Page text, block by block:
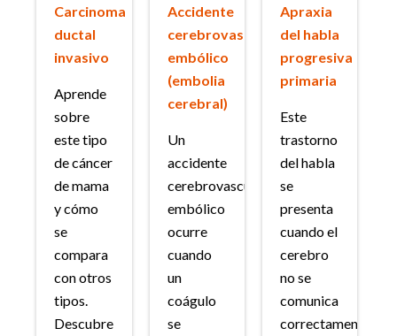
Carcinoma
ductal
invasivo
Aprende
sobre
este tipo
de cáncer
de mama
y cómo
se
compara
con otros
tipos.
Descubre
Accidente
cerebrovascular
embólico
(embolia
cerebral)
Un
accidente
cerebrovascular
embólico
ocurre
cuando
un
coágulo
se
Apraxia
del habla
progresiva
primaria
Este
trastorno
del habla
se
presenta
cuando el
cerebro
no se
comunica
correctamente